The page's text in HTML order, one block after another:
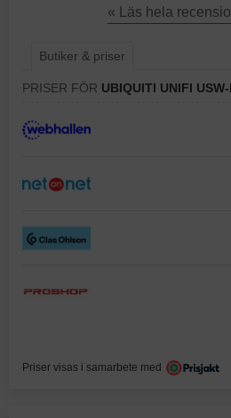
« Läs hela
Butiker & priser
PRISER FÖR UBIQUITI UNIFI
Priser visas i samarbete med